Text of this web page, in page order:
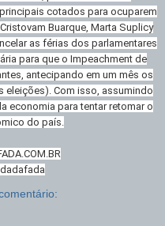
cotados para ocuparem
Buarque, Marta Suplicy
as férias dos parlamentares
para que o Impeachment de
antecipando em um mês os
eleições). Com isso, assumindo
economia para tentar retomar o
do país.